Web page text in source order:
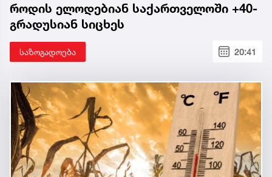
როდის ელოდებიან საქართველოში +40-
გრადუსიან სიცხეს
საზოგადოება 20:41